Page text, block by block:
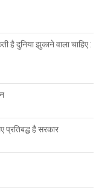
है दुनिया झुकाने वाला चाहिए :
प्रतिबद्ध है सरकार